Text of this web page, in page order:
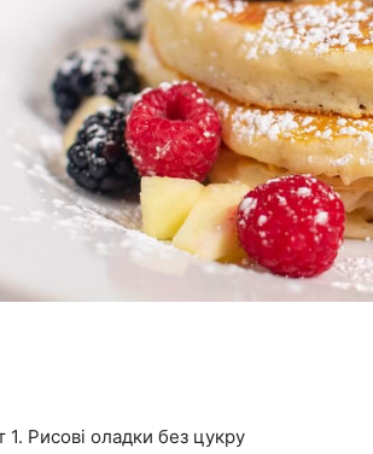
1. Рисові оладки без цукру